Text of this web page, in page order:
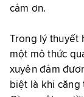
cảm ơn.
Trong lý thuyết
một mô thức
xuyên đảm
biệt là khi căng